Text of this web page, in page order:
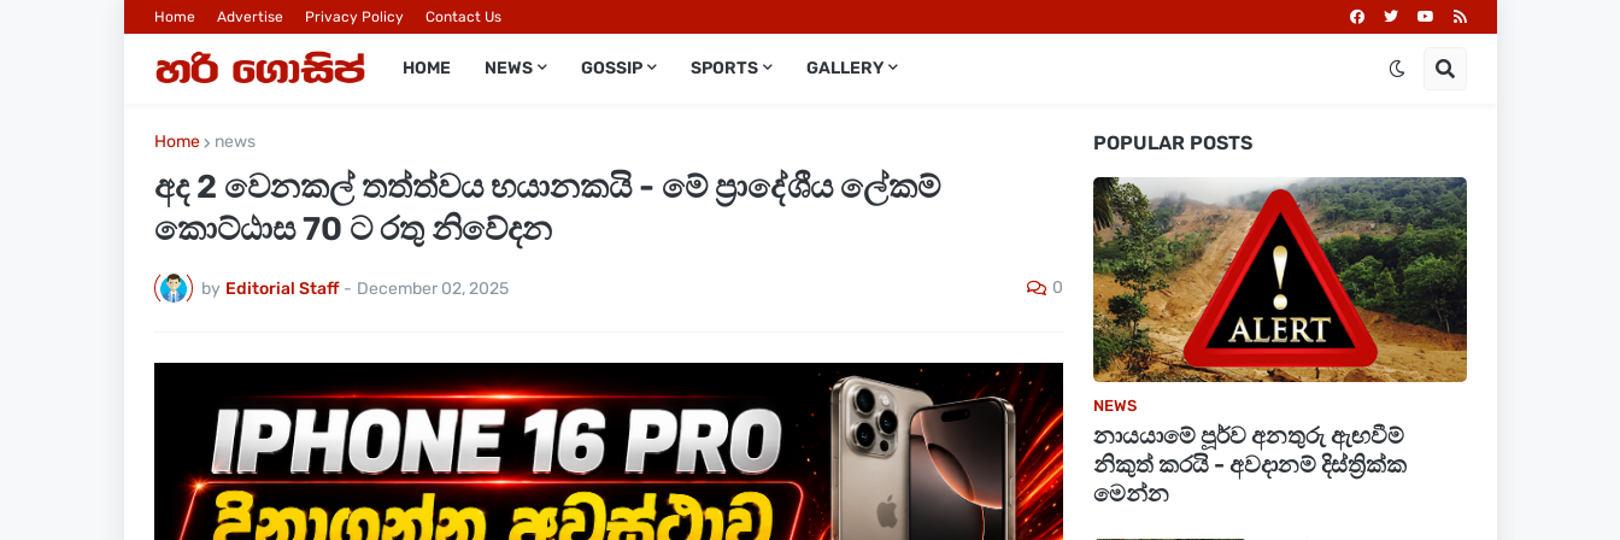
Home Advertise Privacy Policy Contact Us
HOME NEWS GOSSIP SPORTS GALLERY
Home news
අද 2 වෙනකල් තත්ත්වය භයානකයි - මේ ප්‍රාදේශීය ලේකම්
කොට්ඨාස 70 ට රතු නිවේදන
by Editorial Staff - December 02, 2025 0
POPULAR POSTS
NEWS
නායයාමේ පූර්ව අනතුරු ඇඟවීම්
නිකුත් කරයි - අවදානම් දිස්ත්‍රික්ක
මෙන්න